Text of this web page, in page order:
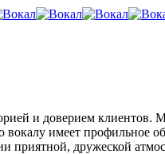
и доверием
имеет профильное
приятной, дружеской